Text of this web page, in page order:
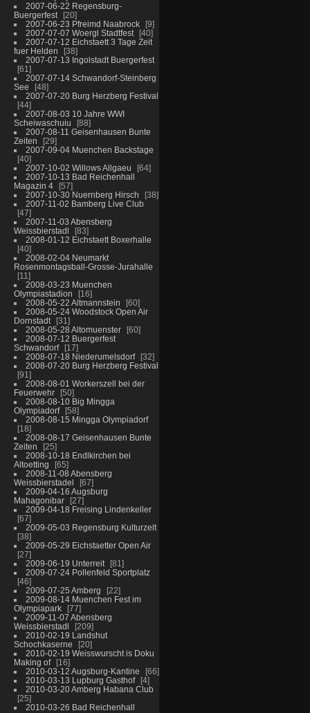
2007-06-22 Regensburg-
Buergerfest
20
2007-06-23 Pfreimd Naabrock
9
2007-07-07 Woergl Stadtfest
40
2007-07-12 Eichstaett 3 Tage Zeit
fuer Helden
38
2007-07-13 Ingolstadt Buergerfest
61
2007-07-14 Schwandorf-Steinberg
See
48
2007-07-20 Burg Herzberg Festival
44
2007-08-03 10 Jahre WWI
Scheiwaschuiu
88
2007-08-11 Geisenhausen Bunte
Zeiten
29
2007-09-04 Muenchen Backstage
40
2007-10-02 Willows Allgaeu
64
2007-10-13 Bad Reichenhall
Magazin 4
57
2007-10-30 Nuernberg Hirsch
38
2007-11-02 Bamberg Live Club
47
2007-11-03 Abensberg
Weissbierstadl
83
2008-01-12 Eichstaett Boxerhalle
40
2008-02-04 Neumarkt
Rosenmontagsball-Grosse-Jurahalle
11
2008-03-23 Muenchen
Olympiastadion
16
2008-05-22 Altmannstein
60
2008-05-24 Woodstock Open Air
Dornstadt
31
2008-05-28 Altomuenster
60
2008-07-12 Buergerfest
Schwandorf
17
2008-07-18 Niederumelsdorf
32
2008-07-20 Burg Herzberg Festival
91
2008-08-01 Workerszell bei der
Feuerwehr
50
2008-08-10 Big Mingga
Olympiadorf
58
2008-08-15 Mingga Olympiadorf
18
2008-08-17 Geisenhausen Bunte
Zeiten
25
2008-10-18 Endlkirchen bei
Altoetting
65
2008-11-08 Abensberg
Weissbierstadel
67
2009-04-16 Augsburg
Mahagonibar
27
2009-04-18 Freising Lindenkeller
67
2009-05-03 Regensburg Kulturzelt
38
2009-05-29 Eichstaetter Open Air
27
2009-06-19 Unterreit
81
2009-07-24 Pollenfeld Sportplatz
46
2009-07-25 Amberg
22
2009-08-14 Muenchen Fest im
Olympiapark
77
2009-11-07 Abensberg
Weissbierstadl
209
2010-02-19 Landshut
Schochkaserne
20
2010-02-19 Weisswurscht is Doku
Making of
16
2010-03-12 Augsburg-Kantine
66
2010-03-13 Lupburg Gasthof
4
2010-03-20 Amberg Habana Club
25
2010-03-26 Bad Reichenhall